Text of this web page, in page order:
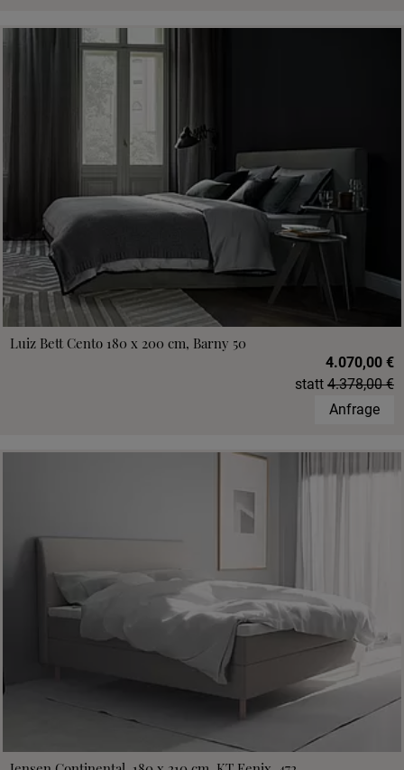
Luiz Bett Cento 180 x 200 cm, Barny 50
4.070,00 €
statt 4.378,00 €
Anfrage